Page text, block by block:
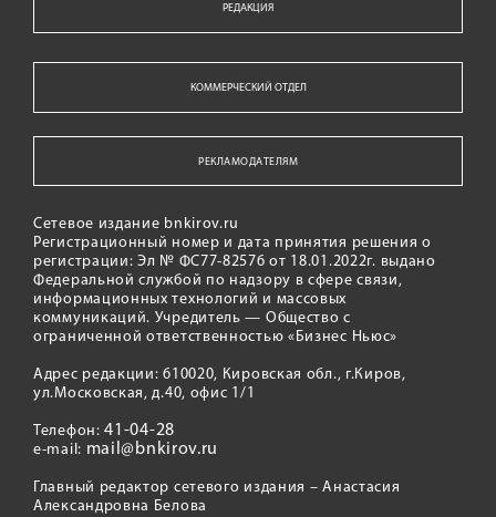
РЕДАКЦИЯ
КОММЕРЧЕСКИЙ ОТДЕЛ
РЕКЛАМОДАТЕЛЯМ
Сетевое издание bnkirov.ru
Регистрационный номер и дата принятия решения о
регистрации: Эл № ФС77-82576 от 18.01.2022г. выдано
Федеральной службой по надзору в сфере связи,
информационных технологий и массовых
коммуникаций. Учредитель — Общество с
ограниченной ответственностью «Бизнес Ньюс»
Адрес редакции: 610020, Кировская обл., г.Киров,
ул.Московская, д.40, офис 1/1
Телефон:41-04-28
e-mail: mail@bnkirov.ru
Главный редактор сетевого издания – Анастасия
Александровна Белова